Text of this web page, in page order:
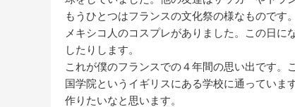
もうひとつはフランスの文化祭の様なもので
メキシコ人のコスプレがありました。この日
したりします。
これが僕のフランスでの４年間の思い出です
国学院というイギリスにある学校に通っていま
作りたいなと思います。